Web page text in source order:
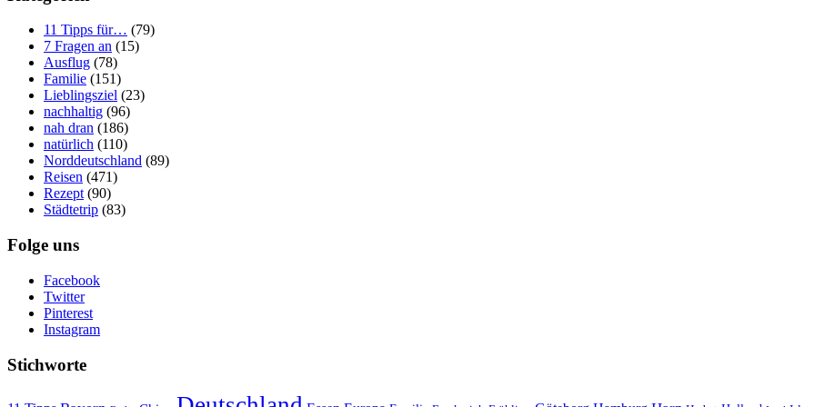
11 Tipps für… (79)
7 Fragen an (15)
Ausflug (78)
Familie (151)
Lieblingsziel (23)
nachhaltig (96)
nah dran (186)
natürlich (110)
Norddeutschland (89)
Reisen (471)
Rezept (90)
Städtetrip (83)
Folge uns
Facebook
Twitter
Pinterest
Instagram
Stichworte